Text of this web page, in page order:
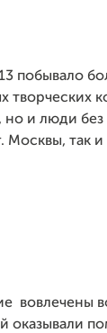
побывало
творческих
и люди без
Москвы, так
вовлечены